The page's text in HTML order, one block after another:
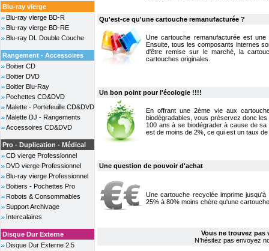
Blu-ray vierge
Blu-ray vierge BD-R
Blu-ray vierge BD-RE
Blu-ray DL Double Couche
Rangement - Accessoires
Boitier CD
Boitier DVD
Boitier Blu-Ray
Pochettes CD&DVD
Malette - Portefeuille CD&DVD
Malette DJ - Rangements
Accessoires CD&DVD
Pro - Duplication - Médical
CD vierge Professionnel
DVD vierge Professionnel
Blu-ray vierge Professionnel
Boitiers - Pochettes Pro
Robots & Consommables
Support Archivage
Intercalaires
Disque Dur Externe
Disque Dur Externe 2.5
Qu'est-ce qu'une cartouche remanufacturée ?
Une cartouche remanufacturée est
Ensuite, tous les composants internes
d'être remise sur le marché, la
cartouches originales.
Un bon point pour l'écologie !!!!
En offrant une 2ème vie aux
biodégradables, vous préservez donc
100 ans à se biodégrader à cause de
est de moins de 2%, ce qui est un taux
Une question de pouvoir d'achat
Une cartouche recyclée imprime
25% à 80% moins chère qu'une
Vous ne trouvez pas
N’hésitez pas envoyez